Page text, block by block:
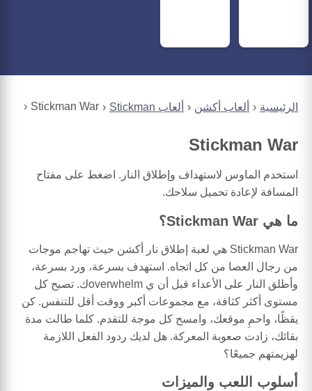
الرئيسية ألعاب أكشن ألعاب Stickman Stickman War
Stickman War
استخدم الماوس لاستهداف وإطلاق النار. اضغط على مفتاح
المسافة لإعادة تحميل سلاحك.
ما هي Stickman War؟
Stickman War هي لعبة إطلاق نار أكشن حيث تهاجم موجات
من رجال العصا من كل اتجاه. استهدف بسرعة، ورد بسرعة،
وأطلق النار على الأعداء قبل أن ي overwhelmك. تصبح كل
مستوى أكثر كثافة، مع مجموعات أكبر ووقت أقل للتنفس. كن
يقظًا، واحمِ موقعك، وامسح كل موجة للتقدم. كلما طالت مدة
بقائك، زادت صعوبة المعركة. هل لديك ردود الفعل اللازمة
لهزيمتهم جميعًا؟
أسلوب اللعب والميزات